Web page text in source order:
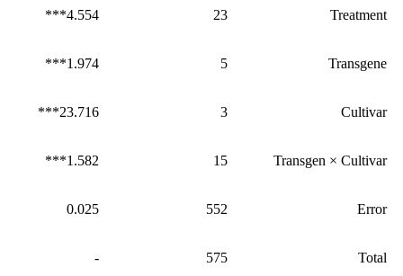
Treatment
23
4.554***
Transgene
5
1.974***
Cultivar
3
23.716***
Transgen × Cultivar
15
1.582***
Error
552
0.025
Total
575
-